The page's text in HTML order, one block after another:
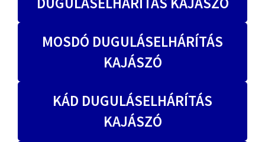
MOSDÓ DUGULÁSELHÁRÍTÁS
KAJÁSZÓ
KÁD DUGULÁSELHÁRÍTÁS
KAJÁSZÓ